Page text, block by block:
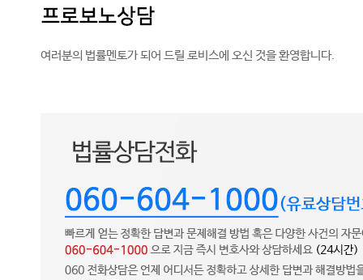
여러분의 법률멘토가 되어 드릴 로비스에 오신 것을 환영합니다.